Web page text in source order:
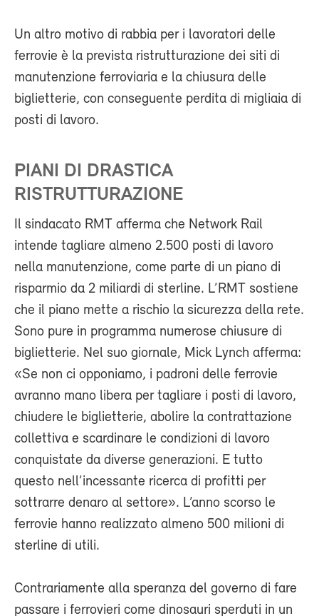
Un altro motivo di rabbia per i lavoratori delle
ferrovie è la prevista ristrutturazione dei siti di
manutenzione ferroviaria e la chiusura delle
biglietterie, con conseguente perdita di migliaia di
posti di lavoro.
PIANI DI DRASTICA
RISTRUTTURAZIONE
Il sindacato RMT afferma che Network Rail
intende tagliare almeno 2.500 posti di lavoro
nella manutenzione, come parte di un piano di
risparmio da 2 miliardi di sterline. L’RMT sostiene
che il piano mette a rischio la sicurezza della rete.
Sono pure in programma numerose chiusure di
biglietterie. Nel suo giornale, Mick Lynch afferma:
«Se non ci opponiamo, i padroni delle ferrovie
avranno mano libera per tagliare i posti di lavoro,
chiudere le biglietterie, abolire la contrattazione
collettiva e scardinare le condizioni di lavoro
conquistate da diverse generazioni. E tutto
questo nell’incessante ricerca di profitti per
sottrarre denaro al settore». L’anno scorso le
ferrovie hanno realizzato almeno 500 milioni di
sterline di utili.
Contrariamente alla speranza del governo di fare
passare i ferrovieri come dinosauri sperduti in un